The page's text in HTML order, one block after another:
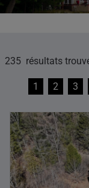
235 résultats
1 2 3